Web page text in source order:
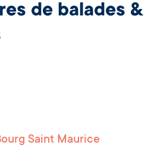
de balades &
Saint Maurice